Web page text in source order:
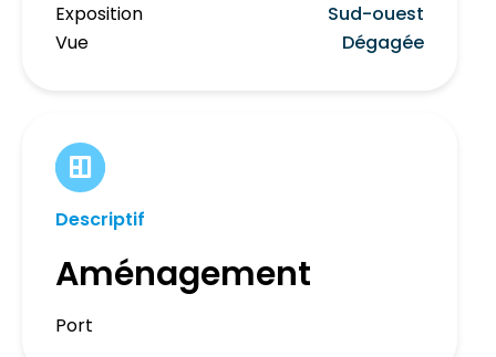
Exposition
Sud-ouest
Vue
Dégagée
Descriptif
Aménagement
Port